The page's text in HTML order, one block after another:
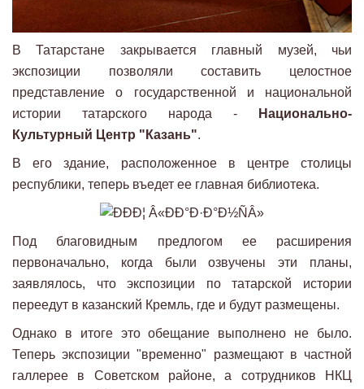
В Татарстане закрывается главный музей, чьи
экспозиции позволяли составить целостное
представление о государственной и национальной
истории татарского народа -
Национально-
Культурный Центр "Казань".
В его здание, расположенное в центре столицы
республики, теперь въедет ее главная библиотека.
Под благовидным предлогом ее расширения
первоначально, когда были озвучены эти планы,
заявлялось, что экспозиции по татарской истории
переедут в казанский Кремль, где и будут размещены.
Однако в итоге это обещание выполнено не было.
Теперь экспозиции "временно" размещают в частной
галлерее в Советском районе, а сотрудников НКЦ